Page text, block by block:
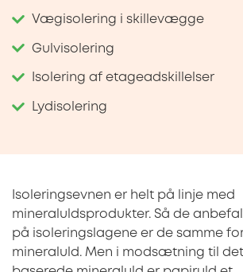
Vægisolering i skillevægge
Gulvisolering
Isolering af etageadskillelser
Lydisolering
Isoleringsevnen er helt på linje med
mineraluldsprodukter. Så de
på isoleringslagene er de samme
mineraluld. Men i modsætning til